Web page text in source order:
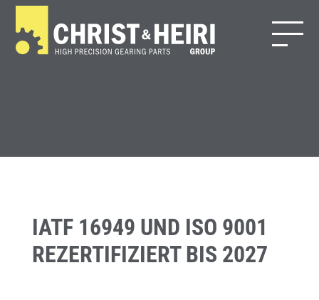
IATF 16949 UND ISO 9001
REZERTIFIZIERT BIS 2027